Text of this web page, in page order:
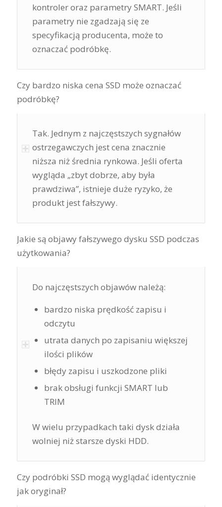
kontroler oraz parametry SMART. Jeśli
parametry nie zgadzają się ze
specyfikacją producenta, może to
oznaczać podróbkę.
Czy bardzo niska cena SSD może oznaczać
podróbkę?
Tak. Jednym z najczęstszych sygnałów
ostrzegawczych jest cena znacznie
niższa niż średnia rynkowa. Jeśli oferta
wygląda „zbyt dobrze, aby była
prawdziwa”, istnieje duże ryzyko, że
produkt jest fałszywy.
Jakie są objawy fałszywego dysku SSD podczas
użytkowania?
Do najczęstszych objawów należą:
bardzo niska prędkość zapisu i
odczytu
utrata danych po zapisaniu większej
ilości plików
błędy zapisu i uszkodzone pliki
brak obsługi funkcji SMART lub
TRIM
W wielu przypadkach taki dysk działa
wolniej niż starsze dyski HDD.
Czy podróbki SSD mogą wyglądać identycznie
jak oryginał?